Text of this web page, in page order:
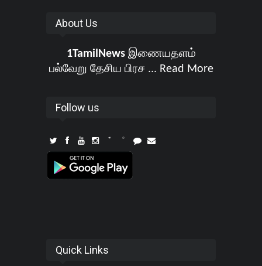
About Us
1TamilNewsஇணையதளம்
பல்வேறு தேசிய பிரச ... Read More
Follow us
Quick Links